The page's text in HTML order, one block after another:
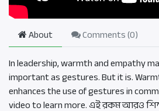
About Comments (0)
In leadership, warmth and empathy
important as gestures. But it is.
enhances the use of gestures in
video to learn more. এই রকম আরও